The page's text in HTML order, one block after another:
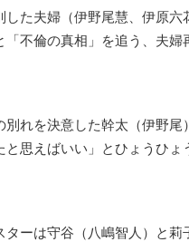
た夫婦（伊野尾慧、伊原六
「不倫の真相」を追う、夫
れを決意した幹太（伊野尾
と思えばいい」とひょうひ
ーは守谷（八嶋智人）と莉